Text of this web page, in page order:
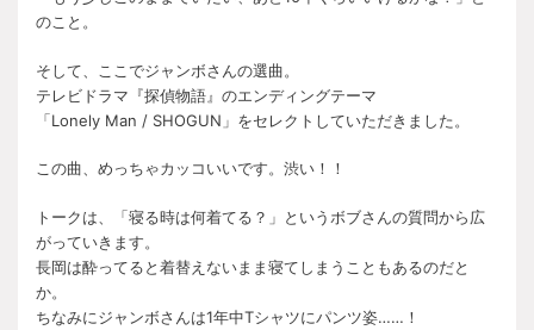
のこと。
そして、ここでジャンボさんの選曲。
テレビドラマ『探偵物語』のエンディングテーマ
「Lonely Man / SHOGUN」をセレクトしていただきました。
この曲、めっちゃカッコいいです。渋い！！
トークは、「寝る時は何着てる？」というボブさんの質問から広
がっていきます。
長岡は酔ってると着替えないまま寝てしまうこともあるのだと
か。
ちなみにジャンボさんは1年中Tシャツにパンツ姿……！